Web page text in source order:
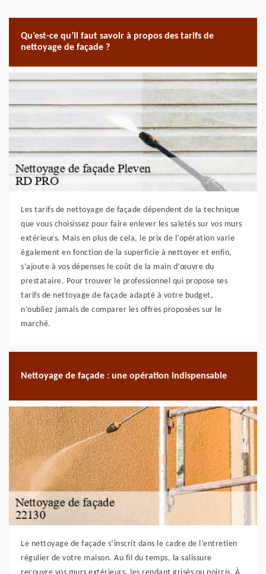
Qu’est-ce qu’il faut savoir à propos des tarifs de
nettoyage de façade ?
Les tarifs de nettoyage de façade dépendent de la technique
que vous choisissez pour faire enlever les saletés sur vos murs
extérieurs. Mais en plus de cela, le prix de l’opération varie
également en fonction de la superficie à nettoyer et enfin,
s’ajoute à vos dépenses le coût de la main d’œuvre du
prestataire. Pour trouver le professionnel qui propose ses
tarifs de nettoyage de façade adapté à votre budget,
n’oubliez jamais de comparer les offres proposées sur le
marché.
Nettoyage de façade : une opération indispensable
Le nettoyage de façade s’inscrit dans le cadre de l’entretien
régulier de votre maison. Au fil du temps, la salissure